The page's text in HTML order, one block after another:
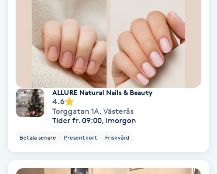
PRX-T33
Radiofrekvens
Reflexologi
ALLURE Natural Nails & Beauty
4.6
Torggatan 1A, Västerås
Tider fr. 09:00, Imorgon
Betala senare Presentkort Friskvård